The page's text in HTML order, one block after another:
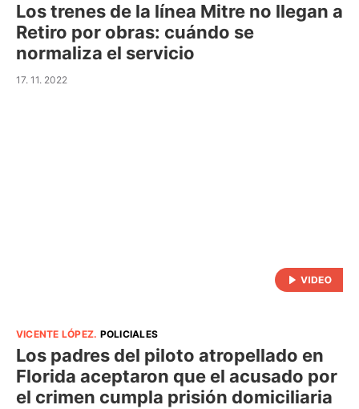
Los trenes de la línea Mitre no llegan a
Retiro por obras: cuándo se
normaliza el servicio
17. 11. 2022
VICENTE LÓPEZ. POLICIALES
Los padres del piloto atropellado en
Florida aceptaron que el acusado por
el crimen cumpla prisión domiciliaria